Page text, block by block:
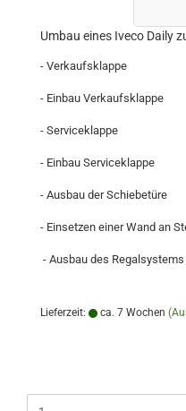
Umbau eines Iveco Daily
- Verkaufsklappe
- Einbau Verkaufsklappe
- Serviceklappe
- Einbau Serviceklappe
- Ausbau der Schiebetüre
- Einsetzen einer Wand an
- Ausbau des Regalsystems
Lieferzeit: ca. 7 Wochen